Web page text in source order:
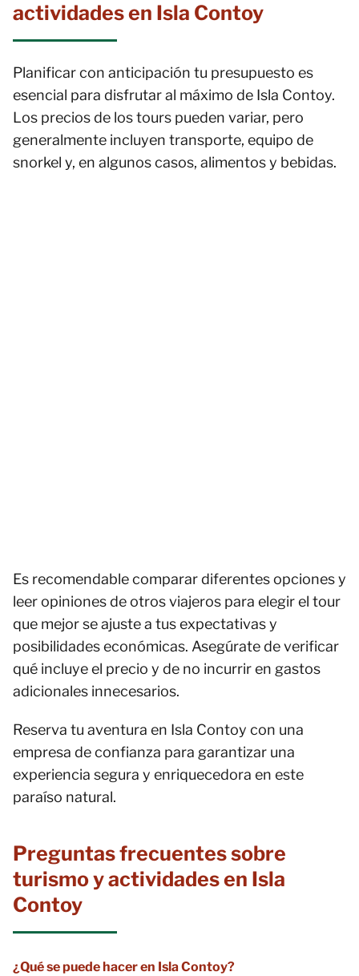
actividades en Isla Contoy
Planificar con anticipación tu presupuesto es
esencial para disfrutar al máximo de Isla Contoy.
Los precios de los tours pueden variar, pero
generalmente incluyen transporte, equipo de
snorkel y, en algunos casos, alimentos y bebidas.
Es recomendable comparar diferentes opciones y
leer opiniones de otros viajeros para elegir el tour
que mejor se ajuste a tus expectativas y
posibilidades económicas. Asegúrate de verificar
qué incluye el precio y de no incurrir en gastos
adicionales innecesarios.
Reserva tu aventura en Isla Contoy con una
empresa de confianza para garantizar una
experiencia segura y enriquecedora en este
paraíso natural.
Preguntas frecuentes sobre
turismo y actividades en Isla
Contoy
¿Qué se puede hacer en Isla Contoy?